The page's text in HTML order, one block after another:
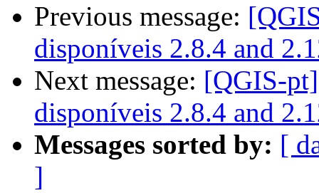
Previous message:
disponíveis 2.8.4 and
Next message: [QGIS-
disponíveis 2.8.4 and
Messages sorted by: [
]